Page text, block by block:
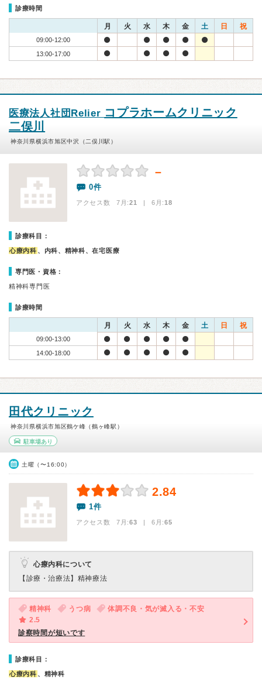
診療時間
月 火 水 木 金 土 日 祝
09:00-12:00
13:00-17:00
医療法人社団Relier コプラホームクリニック
二俣川
神奈川県横浜市旭区中沢（二俣川駅）
－
0件
アクセス数 7月:21 | 6月:18
診療科目：
心療内科 、内科、精神科、在宅医療
専門医・資格：
精神科専門医
診療時間
月 火 水 木 金 土 日 祝
09:00-13:00
14:00-18:00
田代クリニック
神奈川県横浜市旭区鶴ケ峰（鶴ヶ峰駅）
駐車場あり
土曜（〜16:00）
2.84
1件
アクセス数 7月:63 | 6月:65
心療内科について
【診療・治療法】 精神療法
精神科 うつ病
体調不良・気が滅入る・不安
2.5
診察時間が短いです
診療科目：
心療内科 、精神科